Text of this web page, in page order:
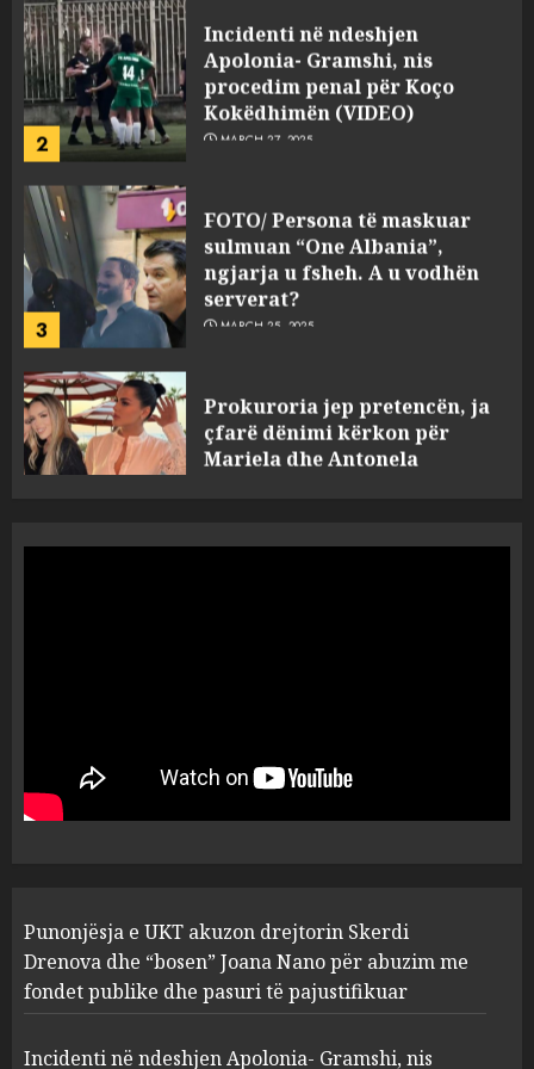
2
procedim penal për Koço
Kokëdhimën (VIDEO)
MARCH 27, 2025
3
ngjarja u fsheh. A u vodhën
serverat?
MARCH 25, 2025
4
Mariela dhe Antonela
Berishën
MARCH 25, 2025
1
“bosen” Joana Nano për
abuzim me fondet publike dhe
pasuri të pajustifikuar
2
Apolonia- Gramshi, nis
procedim penal për Koço
Kokëdhimën (VIDEO)
MARCH 27, 2025
Punonjësja e UKT akuzon drejtorin Skerdi
Drenova dhe “bosen” Joana Nano për abuzim me
fondet publike dhe pasuri të pajustifikuar
Incidenti në ndeshjen Apolonia- Gramshi, nis